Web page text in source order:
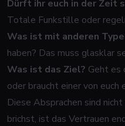
Dürft ihr euch in der Zeit
Totale Funkstille oder
Was ist mit anderen
haben? Das muss glasklar
Was ist das Ziel? Geht es
oder braucht einer von euch
Diese Absprachen sind
brichst, ist das Vertrauen